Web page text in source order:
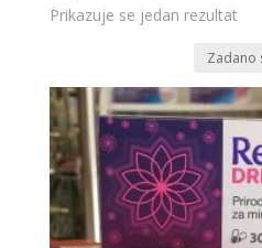
Prikazuje se jedan rezultat